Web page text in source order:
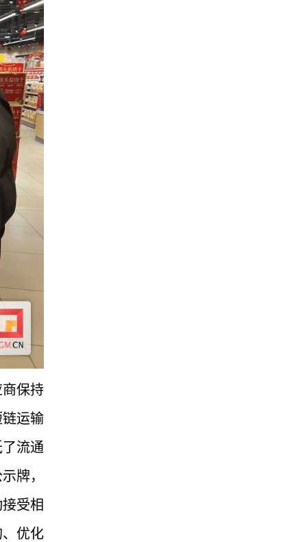
保持
运输
流通
牌，
受相
优化